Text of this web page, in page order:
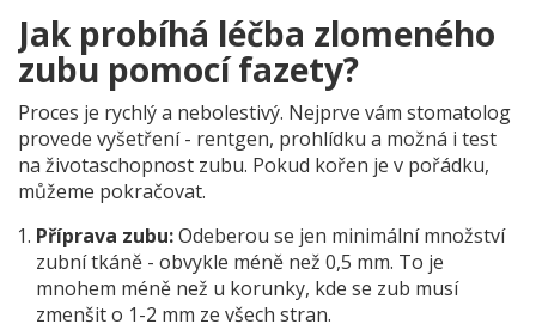
Jak probíhá léčba zlomeného
zubu pomocí fazety?
Proces je rychlý a nebolestivý. Nejprve vám stomatolog
provede vyšetření - rentgen, prohlídku a možná i test
na životaschopnost zubu. Pokud kořen je v pořádku,
můžeme pokračovat.
Příprava zubu:Odeberou se jen minimální množství
zubní tkáně - obvykle méně než 0,5 mm. To je
mnohem méně než u korunky, kde se zub musí
zmenšit o 1-2 mm ze všech stran.